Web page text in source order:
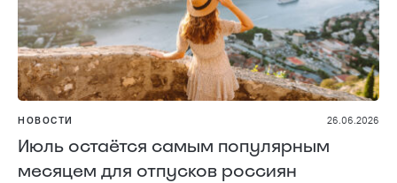
НОВОСТИ 26.06.2026
Июль остаётся самым популярным
месяцем для отпусков россиян